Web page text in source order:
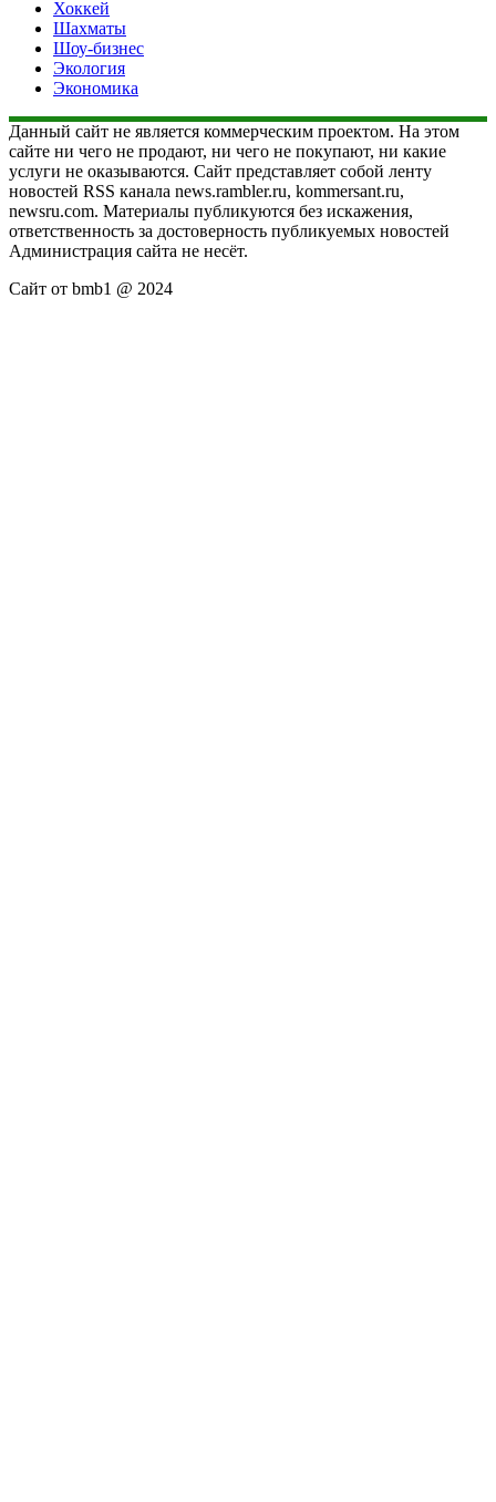
Хоккей
Шахматы
Шоу-бизнес
Экология
Экономика
Данный сайт не является коммерческим проектом. На этом
сайте ни чего не продают, ни чего не покупают, ни какие
услуги не оказываются. Сайт представляет собой ленту
новостей RSS канала news.rambler.ru, kommersant.ru,
newsru.com. Материалы публикуются без искажения,
ответственность за достоверность публикуемых новостей
Администрация сайта не несёт.
Сайт от bmb1 @ 2024